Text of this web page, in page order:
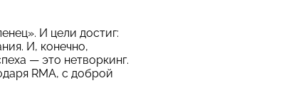
И цели достиг:
И, конечно,
— это нетворкинг.
RMA, с доброй